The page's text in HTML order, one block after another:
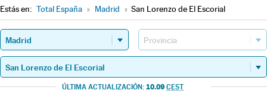
Estás en: Total España » Madrid » San Lorenzo de El Escorial
ÚLTIMA ACTUALIZACIÓN: 10.09 CEST